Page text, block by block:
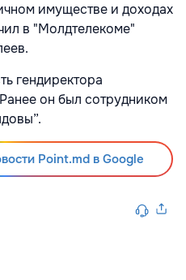
имуществе и доходах
в "Молдтелекоме"
гендиректора
он был сотрудником
Point.md в Google